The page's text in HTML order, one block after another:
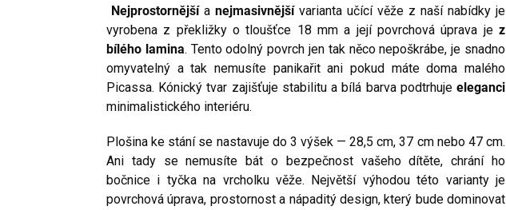
Nejprostornější a nejmasivnější varianta učící věže z naší nabídky je
vyrobena z překližky o tloušťce 18 mm a její povrchová úprava je z
bílého lamina. Tento odolný povrch jen tak něco nepoškrábe, je snadno
omyvatelný a tak nemusíte panikařit ani pokud máte doma malého
Picassa. Kónický tvar zajišťuje stabilitu a bílá barva podtrhuje eleganci
minimalistického interiéru.
Plošina ke stání se nastavuje do 3 výšek — 28,5 cm, 37 cm nebo 47 cm.
Ani tady se nemusíte bát o bezpečnost vašeho dítěte, chrání ho
bočnice i tyčka na vrcholku věže. Největší výhodou této varianty je
povrchová úprava, prostornost a nápaditý design, který bude dominovat